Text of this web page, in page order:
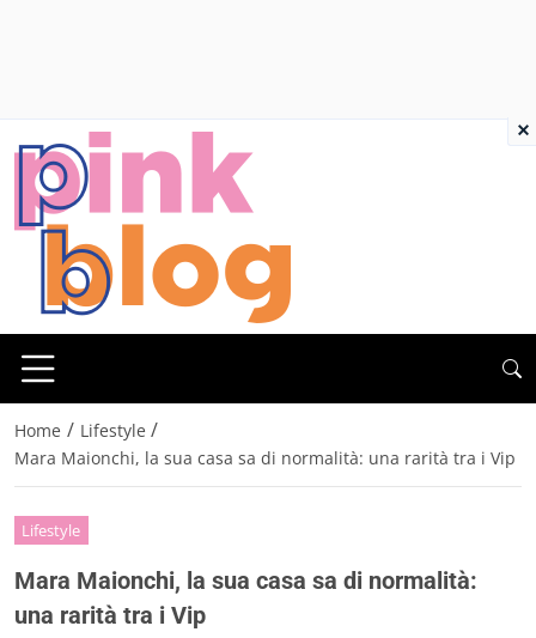
Home / Lifestyle /
Mara Maionchi, la sua casa sa di normalità: una rarità tra i Vip
Lifestyle
Mara Maionchi, la sua casa sa di normalità:
una rarità tra i Vip
×